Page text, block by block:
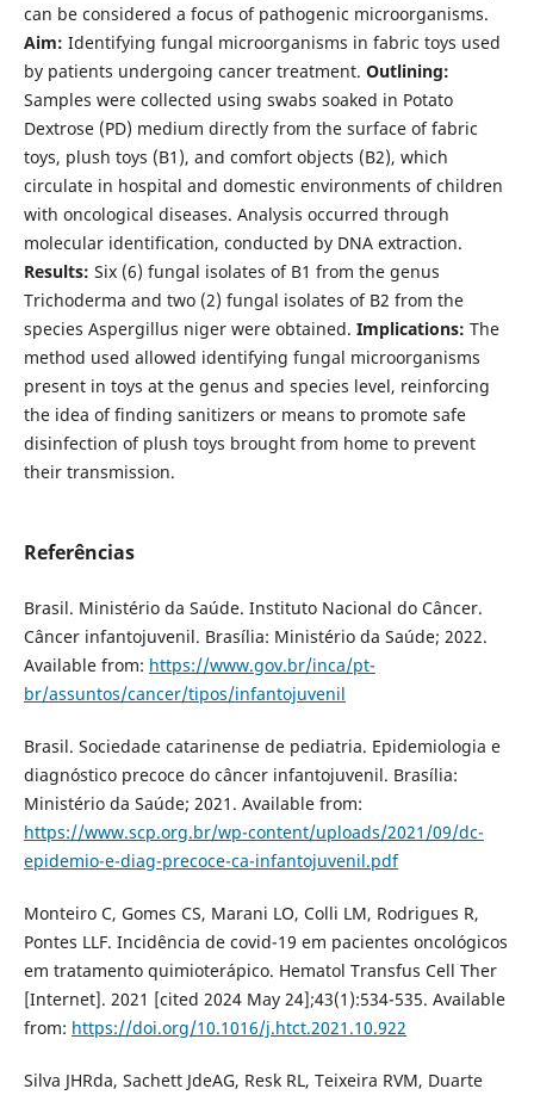
can be considered a focus of pathogenic microorganisms.
Aim: Identifying fungal microorganisms in fabric toys used
by patients undergoing cancer treatment. Outlining:
Samples were collected using swabs soaked in Potato
Dextrose (PD) medium directly from the surface of fabric
toys, plush toys (B1), and comfort objects (B2), which
circulate in hospital and domestic environments of children
with oncological diseases. Analysis occurred through
molecular identification, conducted by DNA extraction.
Results: Six (6) fungal isolates of B1 from the genus
Trichoderma and two (2) fungal isolates of B2 from the
species Aspergillus niger were obtained. Implications: The
method used allowed identifying fungal microorganisms
present in toys at the genus and species level, reinforcing
the idea of finding sanitizers or means to promote safe
disinfection of plush toys brought from home to prevent
their transmission.
Referências
Brasil. Ministério da Saúde. Instituto Nacional do Câncer.
Câncer infantojuvenil. Brasília: Ministério da Saúde; 2022.
Available from: https://www.gov.br/inca/pt-
br/assuntos/cancer/tipos/infantojuvenil
Brasil. Sociedade catarinense de pediatria. Epidemiologia e
diagnóstico precoce do câncer infantojuvenil. Brasília:
Ministério da Saúde; 2021. Available from:
https://www.scp.org.br/wp-content/uploads/2021/09/dc-
epidemio-e-diag-precoce-ca-infantojuvenil.pdf
Monteiro C, Gomes CS, Marani LO, Colli LM, Rodrigues R,
Pontes LLF. Incidência de covid-19 em pacientes oncológicos
em tratamento quimioterápico. Hematol Transfus Cell Ther
[Internet]. 2021 [cited 2024 May 24];43(1):534-535. Available
from: https://doi.org/10.1016/j.htct.2021.10.922
Silva JHRda, Sachett JdeAG, Resk RL, Teixeira RVM, Duarte